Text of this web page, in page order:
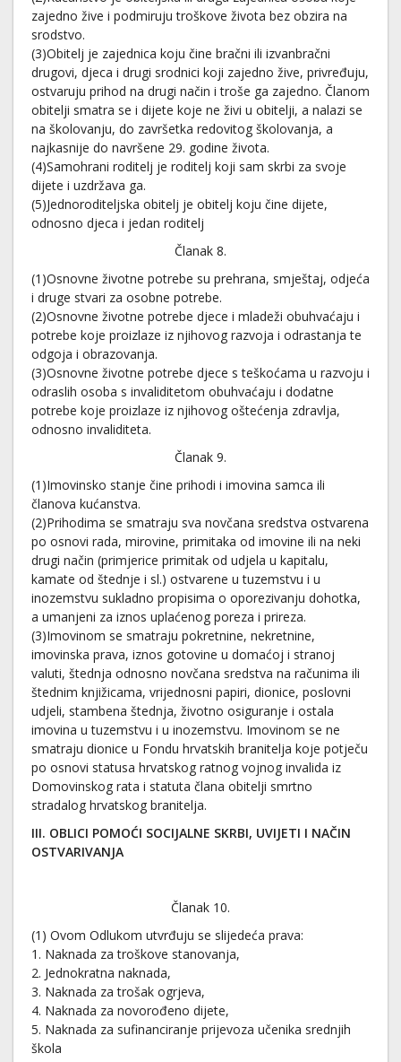
zajedno žive i podmiruju troškove života bez obzira na
srodstvo.
(3)Obitelj je zajednica koju čine bračni ili izvanbračni
drugovi, djeca i drugi srodnici koji zajedno žive, privređuju,
ostvaruju prihod na drugi način i troše ga zajedno. Članom
obitelji smatra se i dijete koje ne živi u obitelji, a nalazi se
na školovanju, do završetka redovitog školovanja, a
najkasnije do navršene 29. godine života.
(4)Samohrani roditelj je roditelj koji sam skrbi za svoje
dijete i uzdržava ga.
(5)Jednoroditeljska obitelj je obitelj koju čine dijete,
odnosno djeca i jedan roditelj
Članak 8.
(1)Osnovne životne potrebe su prehrana, smještaj, odjeća
i druge stvari za osobne potrebe.
(2)Osnovne životne potrebe djece i mladeži obuhvaćaju i
potrebe koje proizlaze iz njihovog razvoja i odrastanja te
odgoja i obrazovanja.
(3)Osnovne životne potrebe djece s teškoćama u razvoju i
odraslih osoba s invaliditetom obuhvaćaju i dodatne
potrebe koje proizlaze iz njihovog oštećenja zdravlja,
odnosno invaliditeta.
Članak 9.
(1)Imovinsko stanje čine prihodi i imovina samca ili
članova kućanstva.
(2)Prihodima se smatraju sva novčana sredstva ostvarena
po osnovi rada, mirovine, primitaka od imovine ili na neki
drugi način (primjerice primitak od udjela u kapitalu,
kamate od štednje i sl.) ostvarene u tuzemstvu i u
inozemstvu sukladno propisima o oporezivanju dohotka,
a umanjeni za iznos uplaćenog poreza i prireza.
(3)Imovinom se smatraju pokretnine, nekretnine,
imovinska prava, iznos gotovine u domaćoj i stranoj
valuti, štednja odnosno novčana sredstva na računima ili
štednim knjižicama, vrijednosni papiri, dionice, poslovni
udjeli, stambena štednja, životno osiguranje i ostala
imovina u tuzemstvu i u inozemstvu. Imovinom se ne
smatraju dionice u Fondu hrvatskih branitelja koje potječu
po osnovi statusa hrvatskog ratnog vojnog invalida iz
Domovinskog rata i statuta člana obitelji smrtno
stradalog hrvatskog branitelja.
III. OBLICI POMOĆI SOCIJALNE SKRBI, UVIJETI I NAČIN
OSTVARIVANJA
Članak 10.
(1) Ovom Odlukom utvrđuju se slijedeća prava:
1. Naknada za troškove stanovanja,
2. Jednokratna naknada,
3. Naknada za trošak ogrjeva,
4. Naknada za novorođeno dijete,
5. Naknada za sufinanciranje prijevoza učenika srednjih
škola